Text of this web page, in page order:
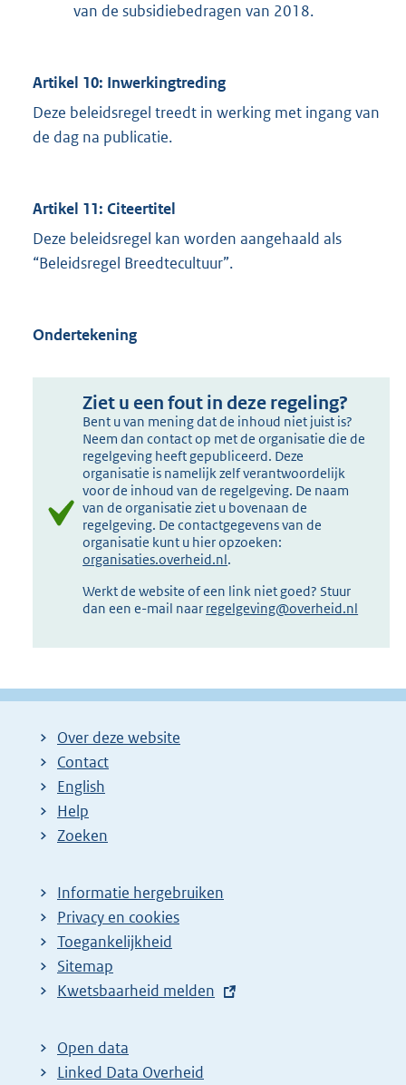
van de subsidiebedragen van 2018.
Artikel 10: Inwerkingtreding
Deze beleidsregel treedt in werking met ingang van
de dag na publicatie.
Artikel 11: Citeertitel
Deze beleidsregel kan worden aangehaald als
“Beleidsregel Breedtecultuur”.
Ondertekening
Ziet u een fout in deze regeling?
Bent u van mening dat de inhoud niet juist is?
Neem dan contact op met de organisatie die de
regelgeving heeft gepubliceerd. Deze
organisatie is namelijk zelf verantwoordelijk
voor de inhoud van de regelgeving. De naam
van de organisatie ziet u bovenaan de
regelgeving. De contactgegevens van de
organisatie kunt u hier opzoeken:
organisaties.overheid.nl.
Werkt de website of een link niet goed? Stuur
dan een e-mail naar regelgeving@overheid.nl
Over deze website
Contact
English
Help
Zoeken
Informatie hergebruiken
Privacy en cookies
Toegankelijkheid
Sitemap
E
t
e
Kwetsbaarheid melden
Open data
Linked Data Overheid